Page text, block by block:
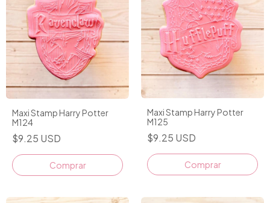
Maxi Stamp Harry Potter
M124
$9.25 USD
Comprar
Maxi Stamp Harry Potter
M125
$9.25 USD
Comprar